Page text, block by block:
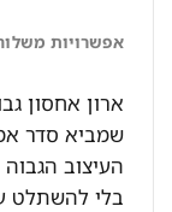
אפשרויות
ארון אחסון
שמביא סדר
העיצוב
בלי להשתלט